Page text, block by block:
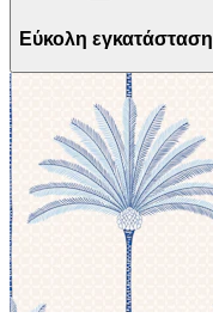
Εύκολη εγκατάσταση